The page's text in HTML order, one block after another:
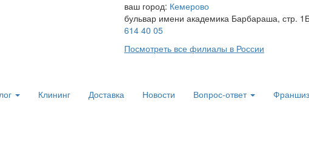
ваш город: Кемерово
бульвар имени академика Барбараша, стр.
614 40 05
Посмотреть все филиалы в России
Клининг Доставка Новости Вопрос-ответ